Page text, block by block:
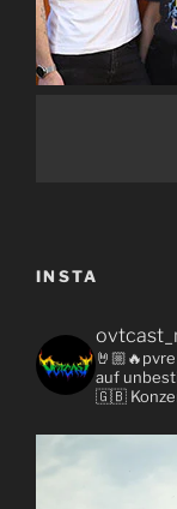
INSTA
auf
🇬🇧